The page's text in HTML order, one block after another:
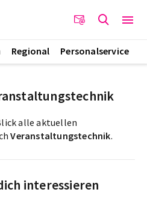
Regional Personalservice
alle aktuellen
Veranstaltungstechnik.
interessieren